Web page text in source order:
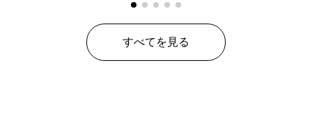
すべてを見る